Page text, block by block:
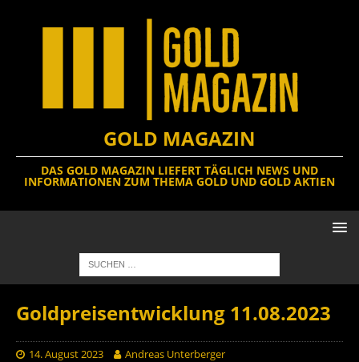
GOLD MAGAZIN
DAS GOLD MAGAZIN LIEFERT TÄGLICH NEWS UND
INFORMATIONEN ZUM THEMA GOLD UND GOLD AKTIEN
Goldpreisentwicklung 11.08.2023
14. August 2023 Andreas Unterberger